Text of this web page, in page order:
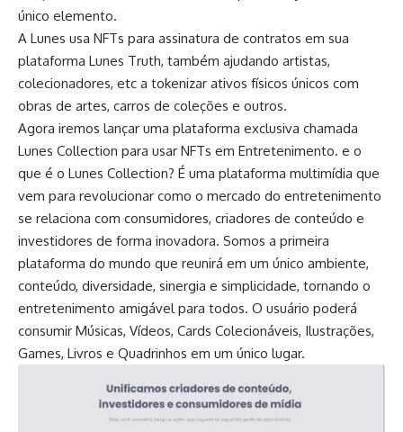
único elemento.
A Lunes usa NFTs para assinatura de contratos em sua
plataforma Lunes Truth, também ajudando artistas,
colecionadores, etc a tokenizar ativos físicos únicos com
obras de artes, carros de coleções e outros.
Agora iremos lançar uma plataforma exclusiva chamada
Lunes Collection para usar NFTs em Entretenimento. e o
que é o Lunes Collection? É uma plataforma multimídia que
vem para revolucionar como o mercado do entretenimento
se relaciona com consumidores, criadores de conteúdo e
investidores de forma inovadora. Somos a primeira
plataforma do mundo que reunirá em um único ambiente,
conteúdo, diversidade, sinergia e simplicidade, tornando o
entretenimento amigável para todos. O usuário poderá
consumir Músicas, Vídeos, Cards Colecionáveis, Ilustrações,
Games, Livros e Quadrinhos em um único lugar.